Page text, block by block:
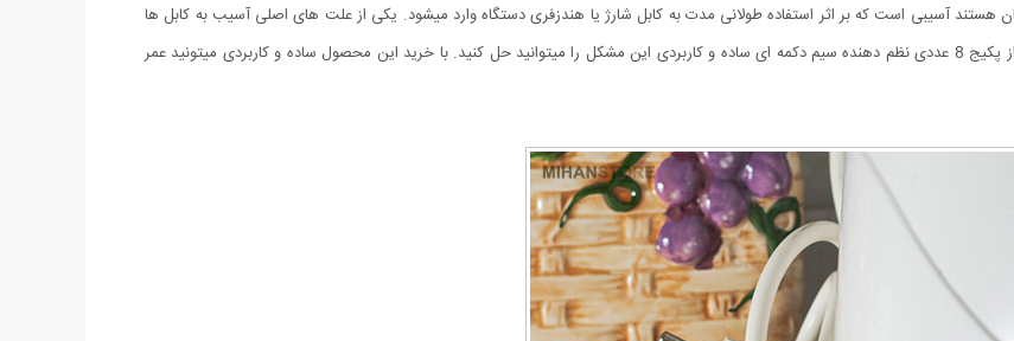
هستند آسیبی است که بر اثر استفاده طولانی مدت به کابل شارژ یا هندزفری دستگاه وارد میشود. یکی از علت های اصلی آسیب به کابل ها
این است که در جمع شدن در هم میپیچند و گره میخورند. با استفاده از پکیج 8 عددی نظم دهنده سیم دکمه ای ساده و کاربردی این مشکل را میتوانید حل کنید. با خرید این محصول ساده و کاربردی میتونید عمر